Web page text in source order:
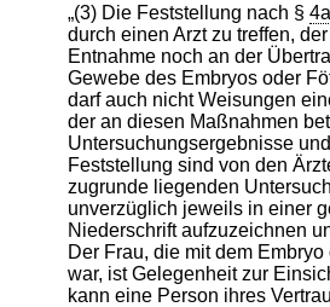
„(3) Die Feststellung nach § 4a
durch einen Arzt zu treffen,
Entnahme noch an der
Gewebe des Embryos oder
darf auch nicht Weisungen
der an diesen Maßnahmen
Untersuchungsergebnisse
Feststellung sind von den
zugrunde liegenden
unverzüglich jeweils in einer
Niederschrift aufzuzeichnen
Der Frau, die mit dem
war, ist Gelegenheit zur
kann eine Person ihres